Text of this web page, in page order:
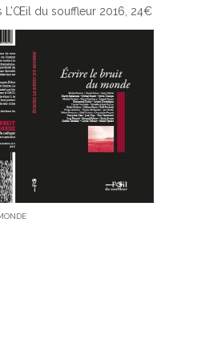
L’Œil du souffleur 2016, 24€